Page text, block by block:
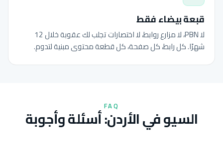
قبعة بيضاء فقط
لا PBN، لا مزارع روابط، لا اختصارات تجلب لك عقوبة خلال 12
شهرًا. كل رابط، كل صفحة، كل قطعة محتوى مبنية لتدوم.
FAQ
السيو في الأردن: أسئلة وأجوبة